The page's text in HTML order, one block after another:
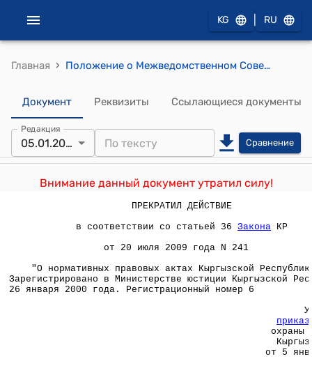
KG RU
Главная › Положение о Межведомственном Совете по использованию биоресурсов (Утверждено приказом Министерства охраны окружающей среды Кыргызской Республики от 5 января 2000 года № 2)
Документ Реквизиты Ссылающиеся документы
Редакция
05.01.2000 Сравнение
Внимание данный документ утратил силу!